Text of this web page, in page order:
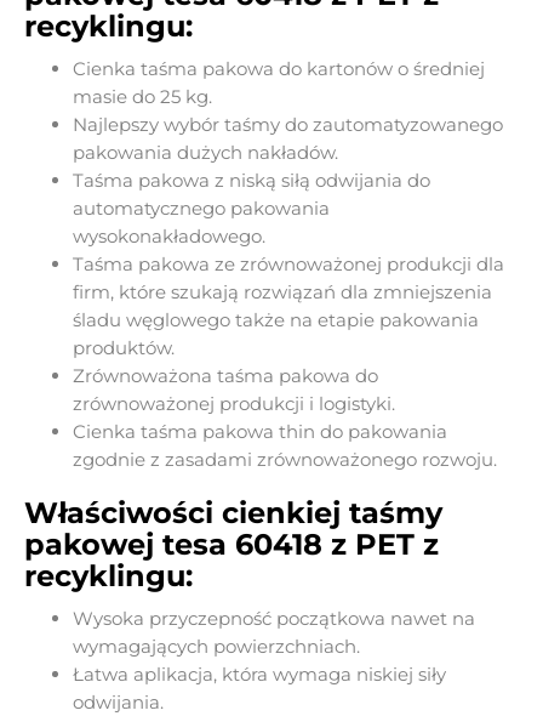
recyklingu:
Cienka taśma pakowa do kartonów o średniej
masie do 25 kg.
Najlepszy wybór taśmy do zautomatyzowanego
pakowania dużych nakładów.
Taśma pakowa z niską siłą odwijania do
automatycznego pakowania
wysokonakładowego.
Taśma pakowa ze zrównoważonej produkcji dla
firm, które szukają rozwiązań dla zmniejszenia
śladu węglowego także na etapie pakowania
produktów.
Zrównoważona taśma pakowa do
zrównoważonej produkcji i logistyki.
Cienka taśma pakowa thin do pakowania
zgodnie z zasadami zrównoważonego rozwoju.
Właściwości cienkiej taśmy
pakowej tesa 60418 z PET z
recyklingu:
Wysoka przyczepność początkowa nawet na
wymagających powierzchniach.
Łatwa aplikacja, która wymaga niskiej siły
odwijania.